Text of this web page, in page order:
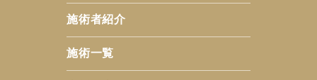
施術者紹介
施術一覧